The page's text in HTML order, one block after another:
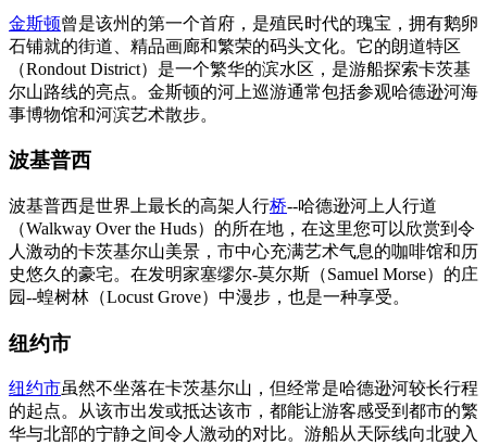
金斯顿曾是该州的第一个首府，是殖民时代的瑰宝，拥有鹅卵
石铺就的街道、精品画廊和繁荣的码头文化。它的朗道特区
（Rondout District）是一个繁华的滨水区，是游船探索卡茨基
尔山路线的亮点。金斯顿的河上巡游通常包括参观哈德逊河海
事博物馆和河滨艺术散步。
波基普西
波基普西是世界上最长的高架人行桥--哈德逊河上人行道
（Walkway Over the Huds）的所在地，在这里您可以欣赏到令
人激动的卡茨基尔山美景，市中心充满艺术气息的咖啡馆和历
史悠久的豪宅。在发明家塞缪尔-莫尔斯（Samuel Morse）的庄
园--蝗树林（Locust Grove）中漫步，也是一种享受。
纽约市
纽约市虽然不坐落在卡茨基尔山，但经常是哈德逊河较长行程
的起点。从该市出发或抵达该市，都能让游客感受到都市的繁
华与北部的宁静之间令人激动的对比。游船从天际线向北驶入